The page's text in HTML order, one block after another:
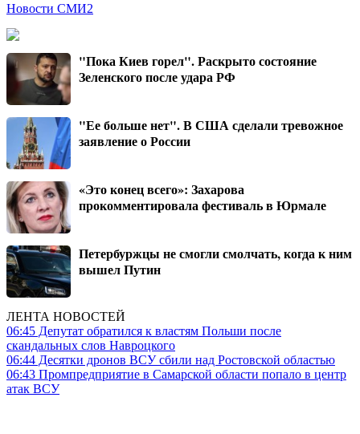
Новости СМИ2
"Пока Киев горел". Раскрыто состояние
Зеленского после удара РФ
"Ее больше нет". В США сделали тревожное
заявление о России
«Это конец всего»: Захарова
прокомментировала фестиваль в Юрмале
Петербуржцы не смогли смолчать, когда к ним
вышел Путин
ЛЕНТА НОВОСТЕЙ
06:45 Депутат обратился к властям Польши после
скандальных слов Навроцкого
06:44 Десятки дронов ВСУ сбили над Ростовской областью
06:43 Промпредприятие в Самарской области попало в центр
атак ВСУ